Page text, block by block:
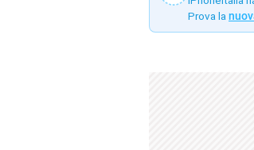
Prova la